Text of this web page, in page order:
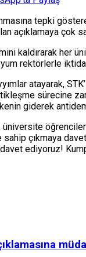
tepki
açıklamaya çok
kaldırarak her
rektörlerle
atayarak,
sürecine
giderek
üniversite
çıkmaya
ediyoruz!